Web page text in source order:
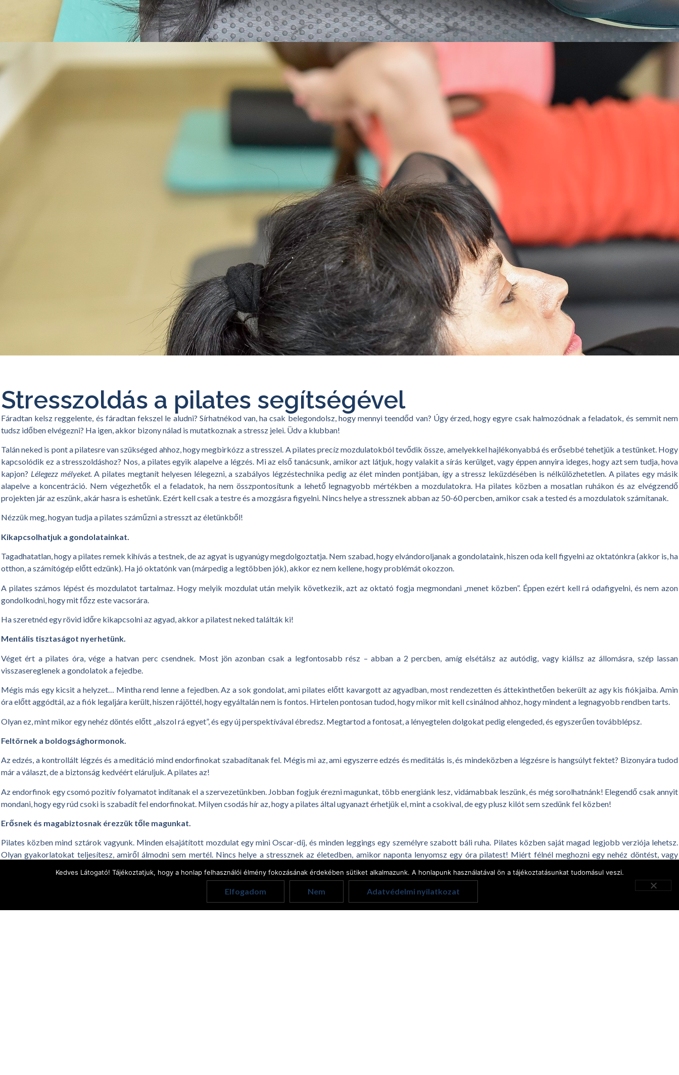
Stresszoldás a pilates segítségével
Fáradtan kelsz reggelente, és fáradtan fekszel le aludni? Sírhatnékod van, ha csak belegondolsz, hogy mennyi teendőd van? Úgy érzed, hogy egyre csak halmozódnak a feladatok, és semmit nem
tudsz időben elvégezni? Ha igen, akkor bizony nálad is mutatkoznak a stressz jelei. Üdv a klubban!
Talán neked is pont a pilatesre van szükséged ahhoz, hogy megbirkózz a stresszel. A pilates precíz mozdulatokból tevődik össze, amelyekkel hajlékonyabbá és erősebbé tehetjük a testünket. Hogy
kapcsolódik ez a stresszoldáshoz? Nos, a pilates egyik alapelve a légzés. Mi az első tanácsunk, amikor azt látjuk, hogy valakit a sírás kerülget, vagy éppen annyira ideges, hogy azt sem tudja, hova
kapjon? Lélegezz mélyeket.A pilates megtanít helyesen lélegezni, a szabályos légzéstechnika pedig az élet minden pontjában, így a stressz leküzdésében is nélkülözhetetlen. A pilates egy másik
alapelve a koncentráció. Nem végezhetők el a feladatok, ha nem összpontosítunk a lehető legnagyobb mértékben a mozdulatokra. Ha pilates közben a mosatlan ruhákon és az elvégzendő
projekten jár az eszünk, akár hasra is eshetünk. Ezért kell csak a testre és a mozgásra figyelni. Nincs helye a stressznek abban az 50-60 percben, amikor csak a tested és a mozdulatok számítanak.
Nézzük meg, hogyan tudja a pilates száműzni a stresszt az életünkből!
Kikapcsolhatjuk a gondolatainkat.
Tagadhatatlan, hogy a pilates remek kihívás a testnek, de az agyat is ugyanúgy megdolgoztatja. Nem szabad, hogy elvándoroljanak a gondolataink, hiszen oda kell figyelni az oktatónkra (akkor is, ha
otthon, a számítógép előtt edzünk). Ha jó oktatónk van (márpedig a legtöbben jók), akkor ez nem kellene, hogy problémát okozzon.
A pilates számos lépést és mozdulatot tartalmaz. Hogy melyik mozdulat után melyik következik, azt az oktató fogja megmondani „menet közben”. Éppen ezért kell rá odafigyelni, és nem azon
gondolkodni, hogy mit főzz este vacsorára.
Ha szeretnéd egy rövid időre kikapcsolni az agyad, akkor a pilatest neked találták ki!
Mentális tisztaságot nyerhetünk.
Véget ért a pilates óra, vége a hatvan perc csendnek. Most jön azonban csak a legfontosabb rész – abban a 2 percben, amíg elsétálsz az autódig, vagy kiállsz az állomásra, szép lassan
visszasereglenek a gondolatok a fejedbe.
Mégis más egy kicsit a helyzet… Mintha rend lenne a fejedben. Az a sok gondolat, ami pilates előtt kavargott az agyadban, most rendezetten és áttekinthetően bekerült az agy kis fiókjaiba. Amin
óra előtt aggódtál, az a fiók legaljára került, hiszen rájöttél, hogy egyáltalán nem is fontos. Hirtelen pontosan tudod, hogy mikor mit kell csinálnod ahhoz, hogy mindent a legnagyobb rendben tarts.
Olyan ez, mint mikor egy nehéz döntés előtt „alszol rá egyet”, és egy új perspektívával ébredsz. Megtartod a fontosat, a lényegtelen dolgokat pedig elengeded, és egyszerűen továbblépsz.
Feltörnek a boldogsághormonok.
Az edzés, a kontrollált légzés és a meditáció mind endorfinokat szabadítanak fel. Mégis mi az, ami egyszerre edzés és meditálás is, és mindeközben a légzésre is hangsúlyt fektet? Bizonyára tudod
már a választ, de a biztonság kedvéért eláruljuk. A pilates az!
Az endorfinok egy csomó pozitív folyamatot indítanak el a szervezetünkben. Jobban fogjuk érezni magunkat, több energiánk lesz, vidámabbak leszünk, és még sorolhatnánk! Elegendő csak annyit
mondani, hogy egy rúd csoki is szabadít fel endorfinokat. Milyen csodás hír az, hogy a pilates által ugyanazt érhetjük el, mint a csokival, de egy plusz kilót sem szedünk fel közben!
Erősnek és magabiztosnak érezzük tőle magunkat.
Pilates közben mind sztárok vagyunk. Minden elsajátított mozdulat egy mini Oscar-díj, és minden leggings egy személyre szabott báli ruha. Pilates közben saját magad legjobb verziója lehetsz.
Olyan gyakorlatokat teljesítesz, amiről álmodni sem mertél. Nincs helye a stressznek az életedben, amikor naponta lenyomsz egy óra pilatest! Miért félnél meghozni egy nehéz döntést, vagy
Kedves Látogató! Tájékoztatjuk, hogy a honlap felhasználói élmény fokozásának érdekében sütiket alkalmazunk. A honlapunk használatával ön a tájékoztatásunkat tudomásul veszi.
Elfogadom Nem Adatvédelmi nyilatkozat